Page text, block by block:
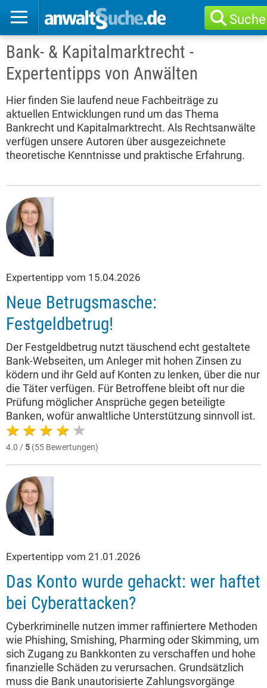
Suche
Bank- & Kapitalmarktrecht -
Expertentipps von Anwälten
Hier finden Sie laufend neue Fachbeiträge zu
aktuellen Entwicklungen rund um das Thema
Bankrecht und Kapitalmarktrecht. Als Rechtsanwälte
verfügen unsere Autoren über ausgezeichnete
theoretische Kenntnisse und praktische Erfahrung.
Expertentipp vom 15.04.2026
Neue Betrugsmasche:
Festgeldbetrug!
Der Festgeldbetrug nutzt täuschend echt gestaltete
Bank-Webseiten, um Anleger mit hohen Zinsen zu
ködern und ihr Geld auf Konten zu lenken, über die nur
die Täter verfügen. Für Betroffene bleibt oft nur die
Prüfung möglicher Ansprüche gegen beteiligte
Banken, wofür anwaltliche Unterstützung sinnvoll ist.
4.0 / 5 (55 Bewertungen)
Expertentipp vom 21.01.2026
Das Konto wurde gehackt: wer haftet
bei Cyberattacken?
Cyberkriminelle nutzen immer raffiniertere Methoden
wie Phishing, Smishing, Pharming oder Skimming, um
sich Zugang zu Bankkonten zu verschaffen und hohe
finanzielle Schäden zu verursachen. Grundsätzlich
muss die Bank unautorisierte Zahlungsvorgänge